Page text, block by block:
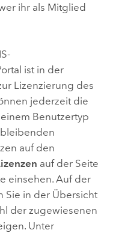
ihr als Mitglied
ist in der
Lizenzierung des
jederzeit die
Benutzertyp
auf den
auf der Seite
einsehen. Auf der
Sie in der Übersicht
der zugewiesenen
Unter